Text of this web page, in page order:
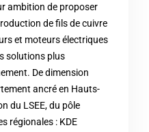
ambition de proposer
de fils de cuivre
et moteurs électriques
solutions plus
De dimension
ancré en Hauts-
du LSEE, du pôle
régionales : KDE